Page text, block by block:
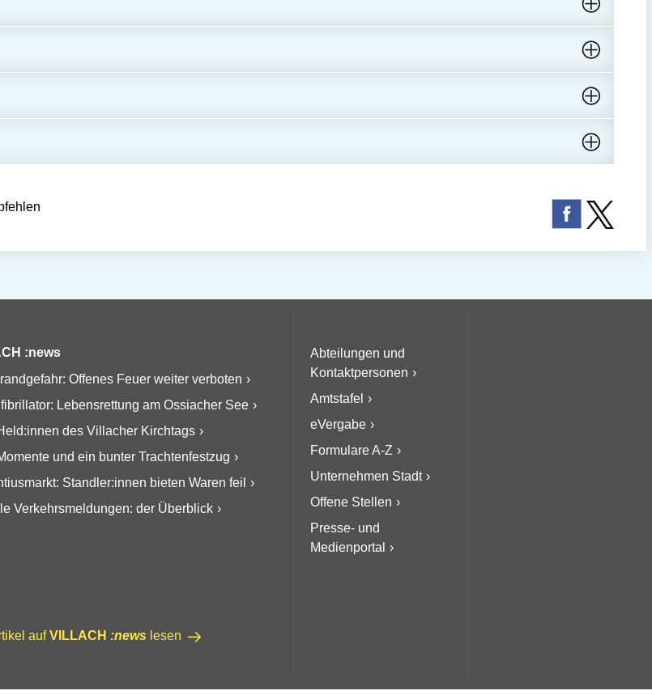
:news
Offenes Feuer weiter verboten
Lebensrettung am Ossiacher See
des Villacher Kirchtags
und ein bunter Trachtenfestzug
Standler:innen bieten Waren feil
Verkehrsmeldungen: der Überblick
aufVILLACH :news lesen
Abteilungen und
Kontaktpersonen
Amtstafel
eVergabe
Formulare A-Z
Unternehmen Stadt
Offene Stellen
Presse- und
Medienportal